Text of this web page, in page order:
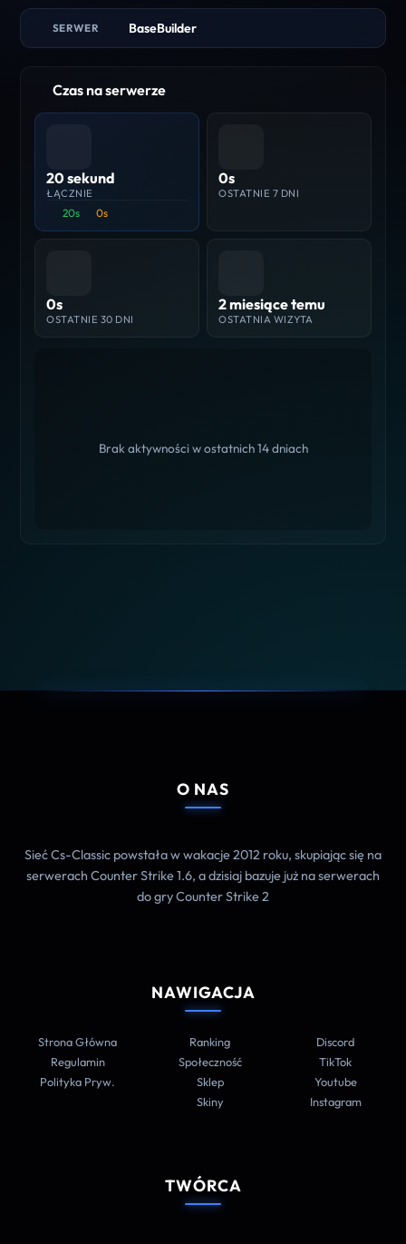
SERWER BaseBuilder
Czas na serwerze
20 sekund
ŁĄCZNIE
20s 0s
0s
OSTATNIE 7 DNI
0s
OSTATNIE 30 DNI
2 miesiące temu
OSTATNIA WIZYTA
Brak aktywności w ostatnich 14 dniach
O NAS
Sieć Cs-Classic powstała w wakacje 2012 roku, skupiając się na
serwerach Counter Strike 1.6, a dzisiaj bazuje już na serwerach
do gry Counter Strike 2
NAWIGACJA
Strona Główna
Regulamin
Polityka Pryw.
Ranking
Społeczność
Sklep
Skiny
Discord
TikTok
Youtube
Instagram
TWÓRCA